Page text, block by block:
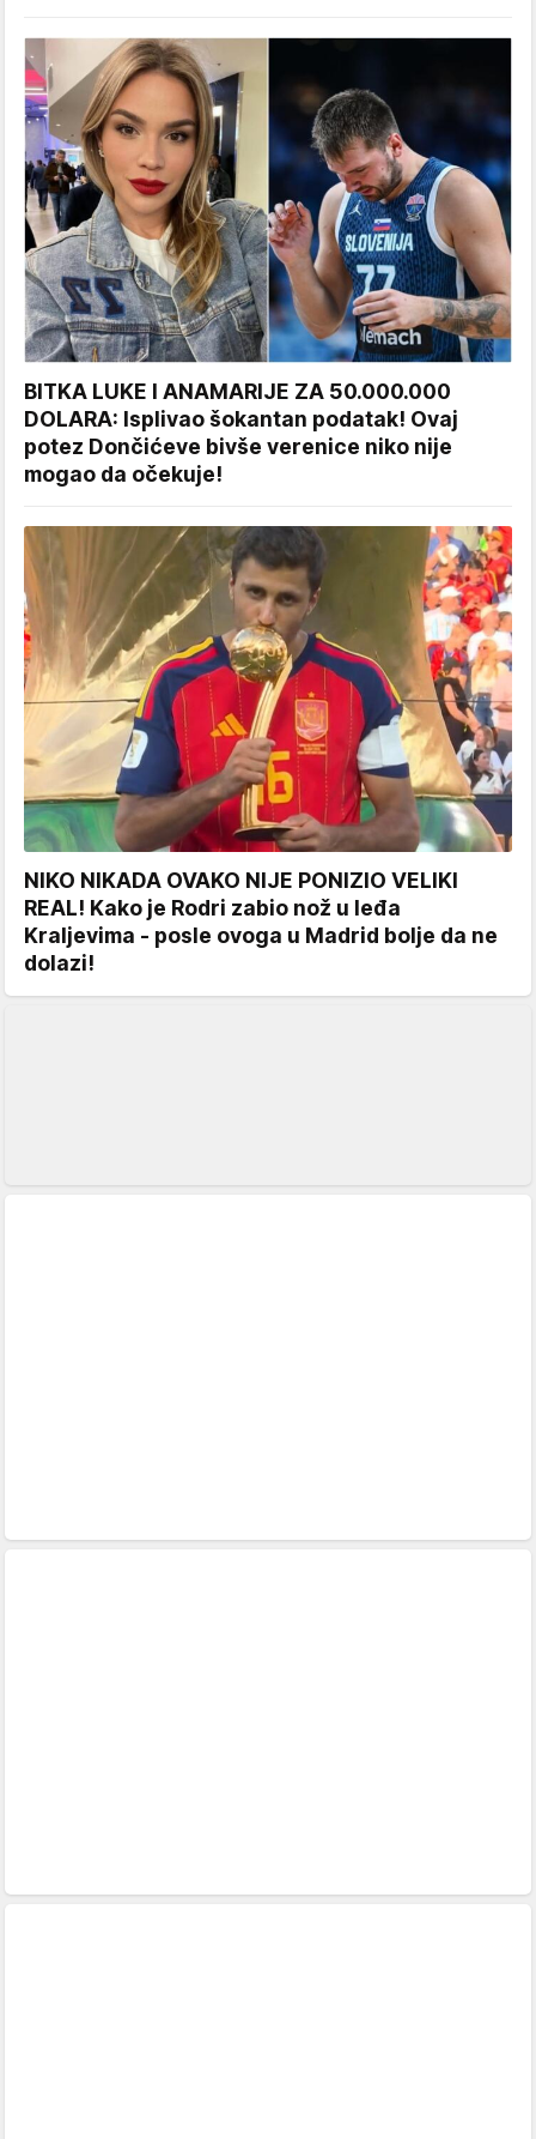
BITKA LUKE I ANAMARIJE ZA 50.000.000
DOLARA: Isplivao šokantan podatak! Ovaj
potez Dončićeve bivše verenice niko nije
mogao da očekuje!
NIKO NIKADA OVAKO NIJE PONIZIO VELIKI
REAL! Kako je Rodri zabio nož u leđa
Kraljevima - posle ovoga u Madrid bolje da ne
dolazi!